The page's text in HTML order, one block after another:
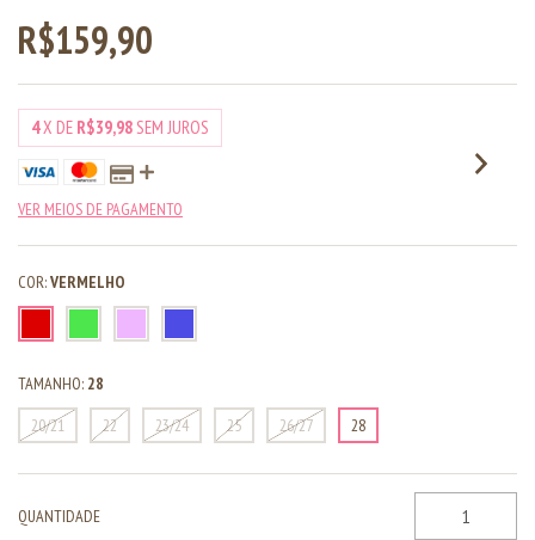
R$159,90
4X DE R$39,98SEM JUROS
VER MEIOS DE PAGAMENTO
COR:VERMELHO
TAMANHO: 28
20/21
22 23/24 25 26/27 28
QUANTIDADE